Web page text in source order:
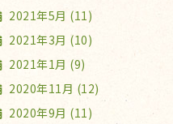
2021年5月 (11)
2021年3月 (10)
2021年1月 (9)
2020年11月 (12)
2020年9月 (11)